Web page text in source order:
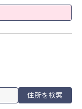
住所を検索